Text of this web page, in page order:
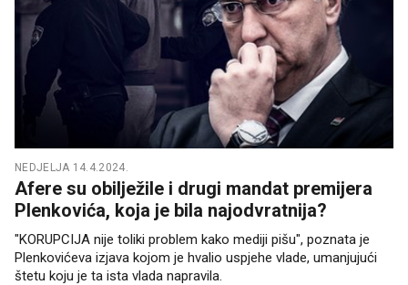
NEDJELJA 14.4.2024.
Afere su obilježile i drugi mandat premijera
Plenkovića, koja je bila najodvratnija?
"KORUPCIJA nije toliki problem kako mediji pišu", poznata je
Plenkovićeva izjava kojom je hvalio uspjehe vlade, umanjujući
štetu koju je ta ista vlada napravila.